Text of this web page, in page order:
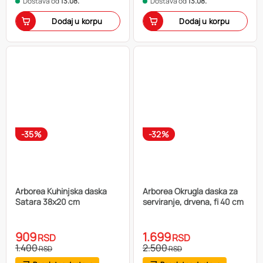
Dodaj u korpu Dodaj u korpu
-35%
Arborea Kuhinjska daska
Satara 38x20 cm
909RSD
1.400RSD
-32%
Arborea Okrugla daska za
serviranje, drvena, fi 40 cm
1.699RSD
2.500RSD